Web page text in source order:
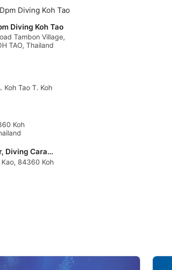
Diving Koh Tao
Tambon Village,
TAO, Thailand
Koh Tao T. Koh
Koh
Carabao Diving Center, Diving Carabao Koh Tao
84360 Koh